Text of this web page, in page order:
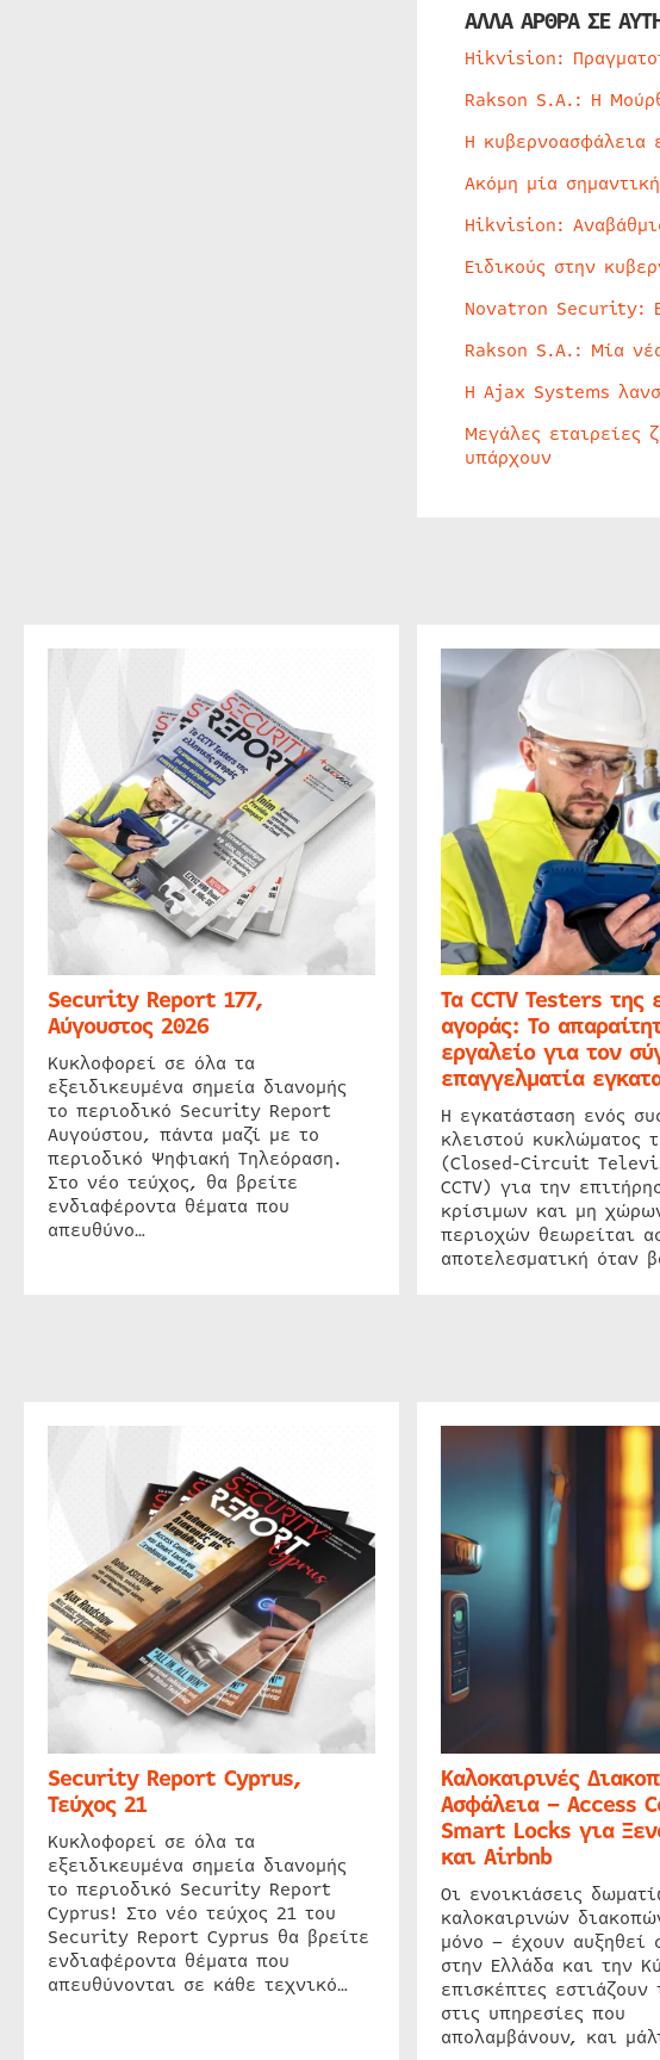
ΑΛΛΑ ΑΡΘΡΑ ΣΕ
Hikvision:
Rakson S.A.: Η
Η κυβερνοασφάλεια
Ακόμη μία
Hikvision:
Ειδικούς στην
Novatron Security:
Rakson S.A.: Μία
Η Ajax Systems
Μεγάλες εταιρείες
υπάρχουν
Security Report 177,
Αύγουστος 2026
Κυκλοφορεί σε όλα τα
εξειδικευμένα σημεία διανομής
το περιοδικό Security Report
Αυγούστου, πάντα μαζί με το
περιοδικό Ψηφιακή Τηλεόραση.
Στο νέο τεύχος, θα βρείτε
ενδιαφέροντα θέματα που
απευθύνο…
Τα CCTV Testers της
αγοράς: Το
εργαλείο για τον
επαγγελματία
Η εγκατάσταση ενός
κλειστού κυκλώματος
(Closed-Circuit
CCTV) για την
κρίσιμων και μη
περιοχών θεωρείται
αποτελεσματική όταν
Security Report Cyprus,
Τεύχος 21
Κυκλοφορεί σε όλα τα
εξειδικευμένα σημεία διανομής
το περιοδικό Security Report
Cyprus! Στο νέο τεύχος 21 του
Security Report Cyprus θα βρείτε
ενδιαφέροντα θέματα που
απευθύνονται σε κάθε τεχνικό…
Καλοκαιρινές
Ασφάλεια – Access
Smart Locks για
και Airbnb
Οι ενοικιάσεις
καλοκαιρινών
μόνο – έχουν αυξηθεί
στην Ελλάδα και την
επισκέπτες εστιάζουν
στις υπηρεσίες που
απολαμβάνουν, και